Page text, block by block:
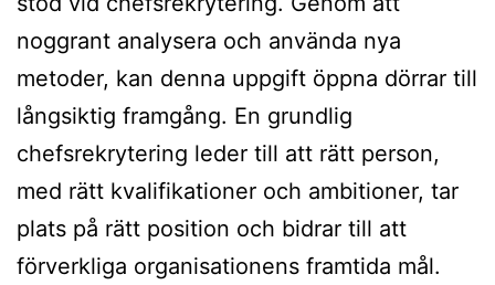
noggrant analysera och använda nya
metoder, kan denna uppgift öppna dörrar till
långsiktig framgång. En grundlig
chefsrekrytering leder till att rätt person,
med rätt kvalifikationer och ambitioner, tar
plats på rätt position och bidrar till att
förverkliga organisationens framtida mål.